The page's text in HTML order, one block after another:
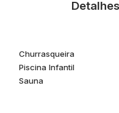
exclusiva dentro do
dos moradores.
seu novo lar no
Churrasqueira
Piscina Infantil
Sauna